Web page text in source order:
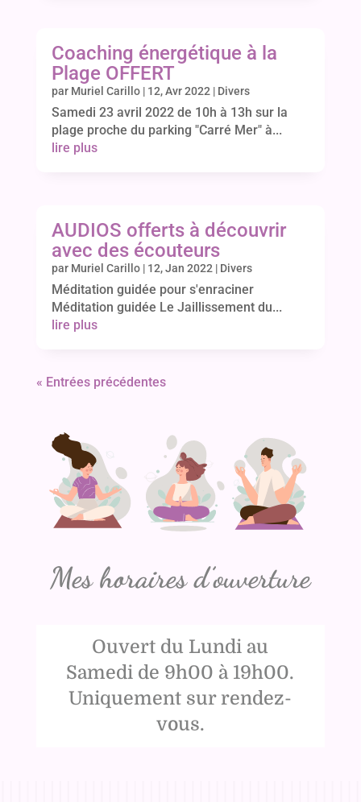
Coaching énergétique à la
Plage OFFERT
par Muriel Carillo| 12, Avr 2022 | Divers
Samedi 23 avril 2022 de 10h à 13h sur la
plage proche du parking "Carré Mer" à...
lire plus
AUDIOS offerts à découvrir
avec des écouteurs
par Muriel Carillo| 12, Jan 2022| Divers
Méditation guidée pour s'enraciner
Méditation guidée Le Jaillissement du...
lire plus
« Entrées précédentes
Mes horaires d’ouverture
Ouvert du Lundi au
Samedi de 9h00 à 19h00.
Uniquement sur rendez-
vous.